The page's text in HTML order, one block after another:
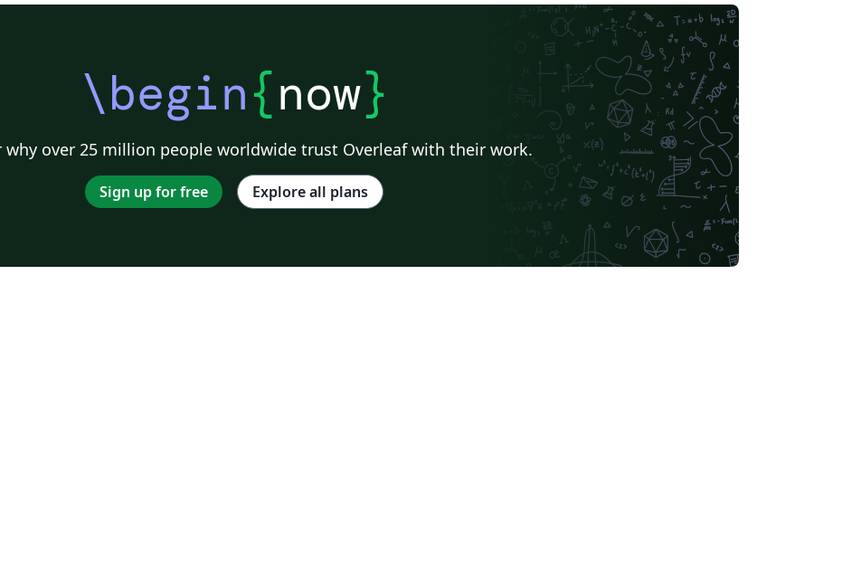
\begin{now}
why over 25 million people worldwide trust Overleaf with their work.
Sign up for free Explore all plans